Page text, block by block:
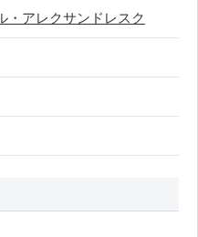
・アレクサンドレスク